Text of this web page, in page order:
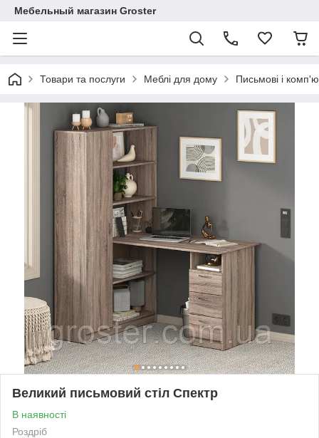
Мебельный магазин Groster
Товари та послуги Меблі для дому Письмові і
Великий письмовий стіл Спектр
В наявності
Роздріб